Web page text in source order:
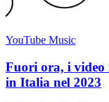
YouTube Music
Fuori ora, i video
in Italia nel 2023